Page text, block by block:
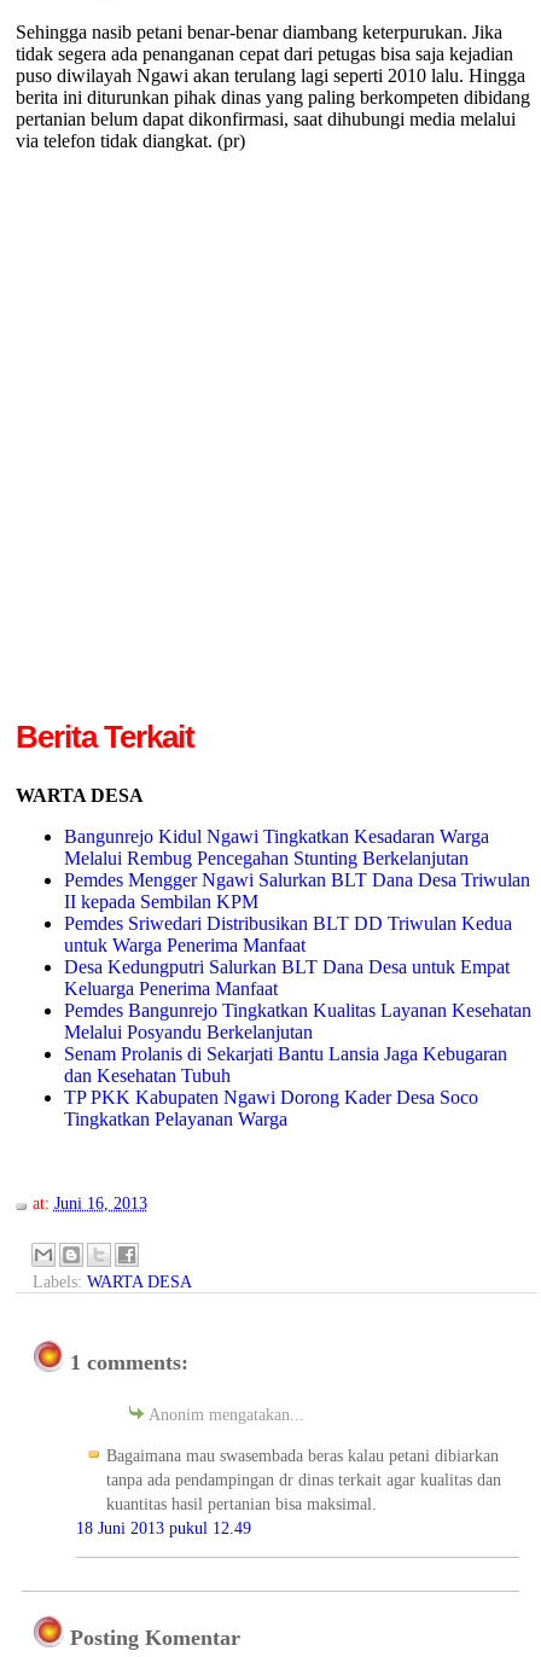
Sehingga nasib petani benar-benar diambang keterpurukan. Jika
tidak segera ada penanganan cepat dari petugas bisa saja kejadian
puso diwilayah Ngawi akan terulang lagi seperti 2010 lalu. Hingga
berita ini diturunkan pihak dinas yang paling berkompeten dibidang
pertanian belum dapat dikonfirmasi, saat dihubungi media melalui
via telefon tidak diangkat. (pr)
Berita Terkait
WARTA DESA
Bangunrejo Kidul Ngawi Tingkatkan Kesadaran Warga
Melalui Rembug Pencegahan Stunting Berkelanjutan
Pemdes Mengger Ngawi Salurkan BLT Dana Desa Triwulan
II kepada Sembilan KPM
Pemdes Sriwedari Distribusikan BLT DD Triwulan Kedua
untuk Warga Penerima Manfaat
Desa Kedungputri Salurkan BLT Dana Desa untuk Empat
Keluarga Penerima Manfaat
Pemdes Bangunrejo Tingkatkan Kualitas Layanan Kesehatan
Melalui Posyandu Berkelanjutan
Senam Prolanis di Sekarjati Bantu Lansia Jaga Kebugaran
dan Kesehatan Tubuh
TP PKK Kabupaten Ngawi Dorong Kader Desa Soco
Tingkatkan Pelayanan Warga
at: Juni 16, 2013
Labels: WARTA DESA
1 comments:
Anonim mengatakan...
Bagaimana mau swasembada beras kalau petani dibiarkan
tanpa ada pendampingan dr dinas terkait agar kualitas dan
kuantitas hasil pertanian bisa maksimal.
18 Juni 2013 pukul 12.49
Posting Komentar